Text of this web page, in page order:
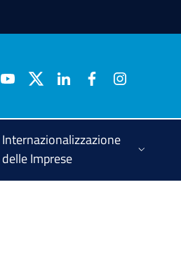
Internazionalizzazione
delle Imprese